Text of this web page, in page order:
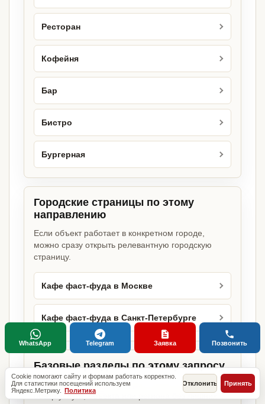
Ресторан
Кофейня
Бар
Бистро
Бургерная
Городские страницы по этому
направлению
Если объект работает в конкретном городе,
можно сразу открыть релевантную городскую
страницу.
Кафе фаст-фуда в Москве
Кафе фаст-фуда в Санкт-Петербурге
Базовые разделы по этому запросу
Родительские страницы дают более широкий
обзор услуги, объекта или региона без лишних
Cookie помогают сайту и формам работать корректно.
Для статистики посещений используем
Яндекс.Метрику. Политика
Отклонить Принять
WhatsApp Telegram Заявка Позвонить